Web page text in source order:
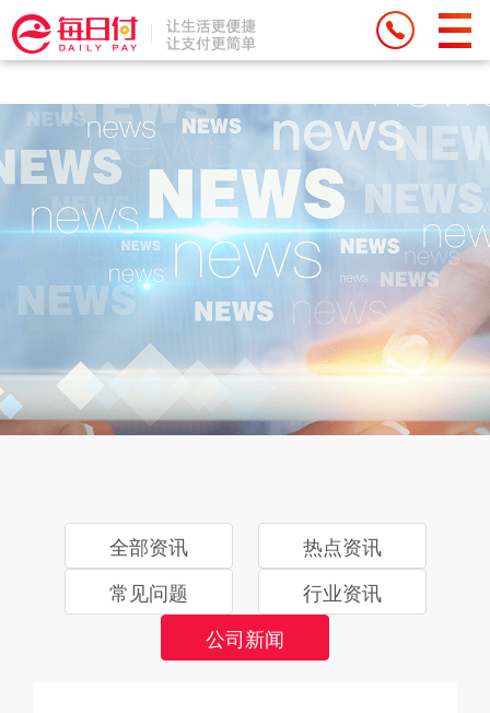
Deprecated: Function eregi() is deprecated in
/weipan/renzhen/source/core/run.php on line 71
全部资讯
热点资讯
常见问题
行业资讯
公司新闻